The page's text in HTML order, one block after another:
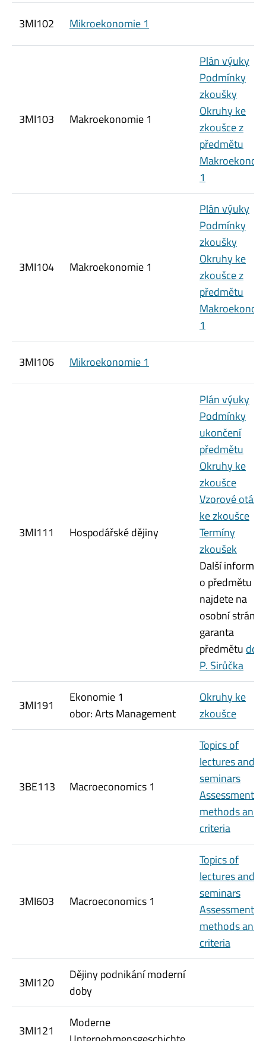
3MI102 Mikroekonomie 1
3MI103 Makroekonomie 1
Plán výuky
Podmínky
zkoušky
Okruhy ke
zkoušce z
předmětu
1
3MI104 Makroekonomie 1
Plán výuky
Podmínky
zkoušky
Okruhy ke
zkoušce z
předmětu
1
3MI106 Mikroekonomie 1
3MI111 Hospodářské dějiny
Plán výuky
Podmínky
ukončení
předmětu
Okruhy ke
zkoušce
Vzorové
ke zkoušce
Termíny
zkoušek
Další
o předmětu
najdete na
osobní stránce
garanta
předmětu doc.
P. Sirůčka
3MI191
Ekonomie 1
obor: Arts Management
Okruhy ke
zkoušce
3BE113 Macroeconomics 1
Topics of
lectures and
seminars
Assessment
methods and
criteria
3MI603 Macroeconomics 1
Topics of
lectures and
seminars
Assessment
methods and
criteria
3MI120
Dějiny podnikání moderní
doby
3MI121
Moderne